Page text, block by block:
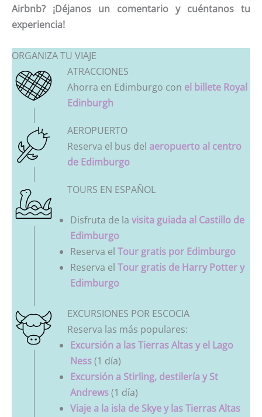
Airbnb? ¡Déjanos un comentario y cuéntanos tu
experiencia!
ORGANIZA TU VIAJE
ATRACCIONES
Ahorra en Edimburgo con el billete Royal
Edinburgh
AEROPUERTO
Reserva el bus del aeropuerto al centro
de Edimburgo
TOURS EN ESPAÑOL
Disfruta de la visita guiada al Castillo de
Edimburgo
Reserva el Tour gratis por Edimburgo
Reserva el Tour gratis de Harry Potter y
Edimburgo
EXCURSIONES POR ESCOCIA
Reserva las más populares:
Excursión a las Tierras Altas y el Lago
Ness(1 día)
Excursión a Stirling, destilería y St
Andrews(1 día)
Viaje a la isla de Skye y las Tierras Altas